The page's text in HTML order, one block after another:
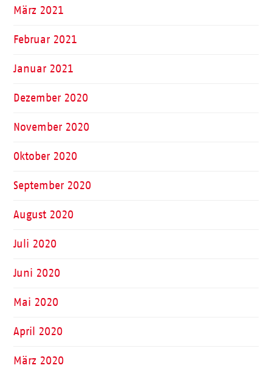
März 2021
Februar 2021
Januar 2021
Dezember 2020
November 2020
Oktober 2020
September 2020
August 2020
Juli 2020
Juni 2020
Mai 2020
April 2020
März 2020